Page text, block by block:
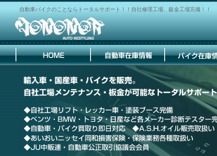
自動車バイクのことならトータルサポート！！自社修理工場、鈑金工場完備！！